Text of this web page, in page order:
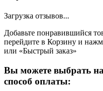
Загрузка отзывов...
Добавьте понравившийся
перейдите в Корзину и
или «Быстрый заказ»
Вы можете выбрать
способ оплаты: